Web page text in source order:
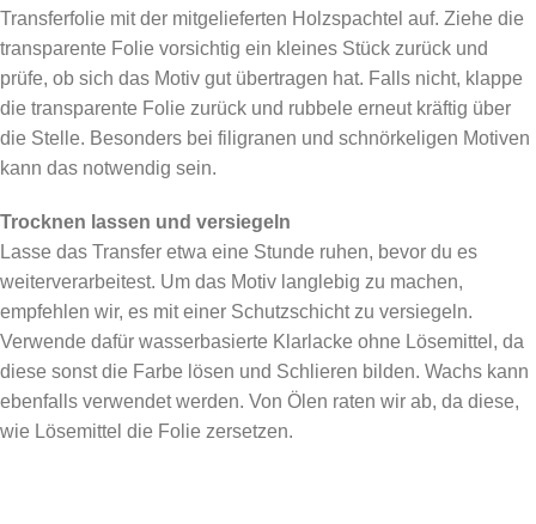
Transferfolie mit der mitgelieferten Holzspachtel auf. Ziehe die
transparente Folie vorsichtig ein kleines Stück zurück und
prüfe, ob sich das Motiv gut übertragen hat. Falls nicht, klappe
die transparente Folie zurück und rubbele erneut kräftig über
die Stelle. Besonders bei filigranen und schnörkeligen Motiven
kann das notwendig sein.
Trocknen lassen und versiegeln
Lasse das Transfer etwa eine Stunde ruhen, bevor du es
weiterverarbeitest. Um das Motiv langlebig zu machen,
empfehlen wir, es mit einer Schutzschicht zu versiegeln.
Verwende dafür wasserbasierte Klarlacke ohne Lösemittel, da
diese sonst die Farbe lösen und Schlieren bilden. Wachs kann
ebenfalls verwendet werden. Von Ölen raten wir ab, da diese,
wie Lösemittel die Folie zersetzen.